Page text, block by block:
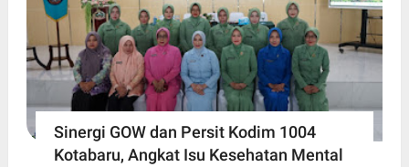
Sinergi GOW dan Persit Kodim 1004
Kotabaru, Angkat Isu Kesehatan Mental